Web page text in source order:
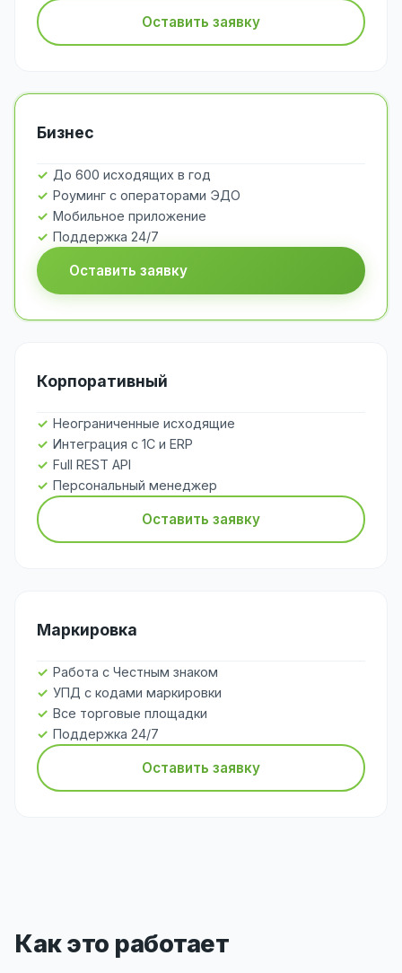
Оставить заявку
Бизнес
До 600 исходящих в год
Роуминг с операторами ЭДО
Мобильное приложение
Поддержка 24/7
Оставить заявку
Корпоративный
Неограниченные исходящие
Интеграция с 1С и ERP
Full REST API
Персональный менеджер
Оставить заявку
Маркировка
Работа с Честным знаком
УПД с кодами маркировки
Все торговые площадки
Поддержка 24/7
Оставить заявку
Как это работает